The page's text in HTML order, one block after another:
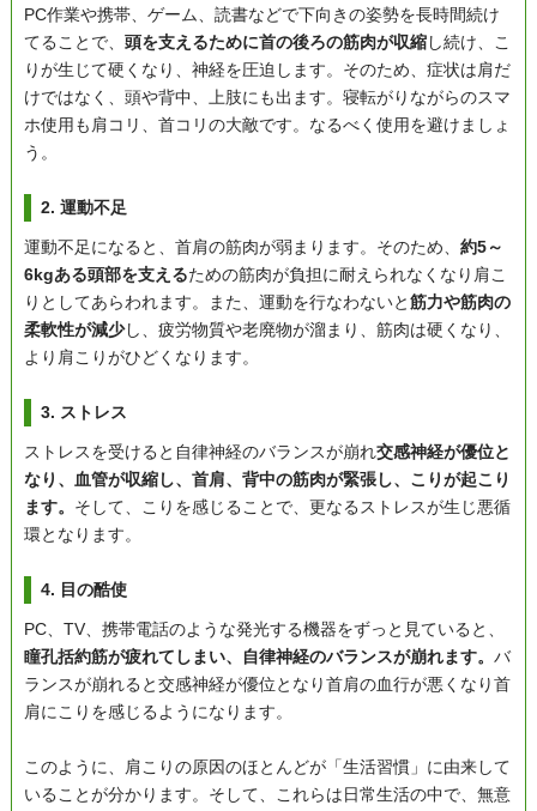
PC作業や携帯、ゲーム、読書などで下向きの姿勢を長時間続け
てることで、 頭を支えるために首の後ろの筋肉が収縮し続け、こ
りが生じて硬くなり、神経を圧迫します。そのため、症状は肩だ
けではなく、頭や背中、上肢にも出ます。寝転がりながらのスマ
ホ使用も肩コリ、首コリの大敵です。なるべく使用を避けましょ
う。
2. 運動不足
運動不足になると、首肩の筋肉が弱まります。そのため、 約5～
6kgある頭部を支えるための筋肉が負担に耐えられなくなり肩こ
りとしてあらわれます。また、運動を行なわないと筋力や筋肉の
柔軟性が減少し、疲労物質や老廃物が溜まり、筋肉は硬くなり、
より肩こりがひどくなります。
3. ストレス
ストレスを受けると自律神経のバランスが崩れ交感神経が優位と
なり、血管が収縮し、首肩、背中の筋肉が緊張し、こりが起こり
ます。 そして、こりを感じることで、更なるストレスが生じ悪循
環となります。
4. 目の酷使
PC、TV、携帯電話のような発光する機器をずっと見ていると、
瞳孔括約筋が疲れてしまい、自律神経のバランスが崩れます。 バ
ランスが崩れると交感神経が優位となり首肩の血行が悪くなり首
肩にこりを感じるようになります。
このように、肩こりの原因のほとんどが「生活習慣」に由来して
いることが分かります。そして、これらは日常生活の中で、無意